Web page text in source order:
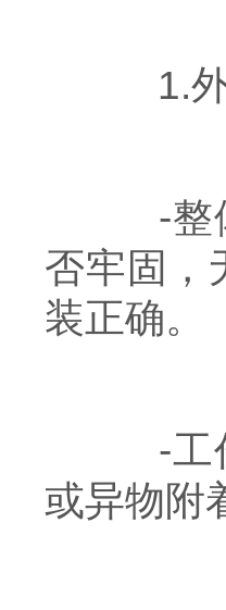
1.外
-整体
否牢固，
装正确。
-工作
或异物附